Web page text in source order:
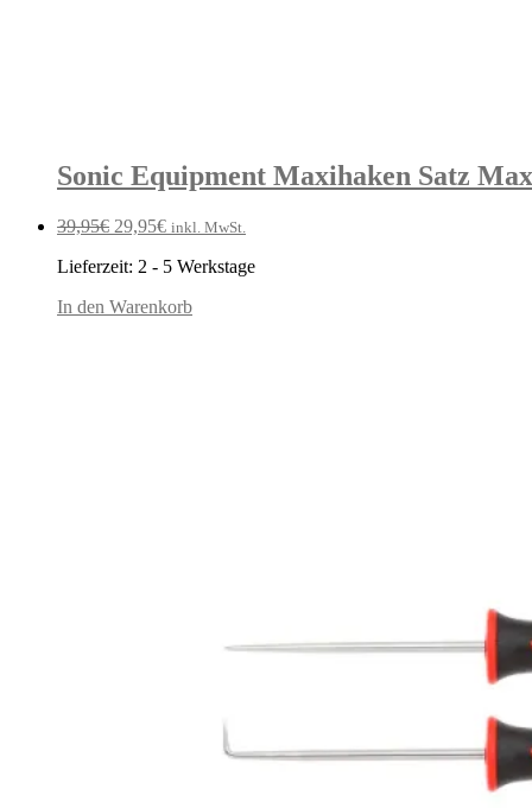
Sonic Equipment Maxihaken Satz
39,95€ Ursprünglicher
war:
29,95€Aktueller
ist:
inkl. MwSt.
Lieferzeit: 2 - 5 Werkstage
In den Warenkorb